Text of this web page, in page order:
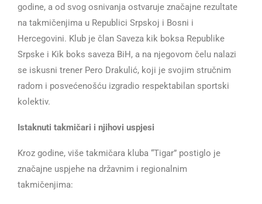
godine, a od svog osnivanja ostvaruje značajne rezultate
na takmičenjima u Republici Srpskoj i Bosni i
Hercegovini. Klub je član Saveza kik boksa Republike
Srpske i Kik boks saveza BiH, a na njegovom čelu nalazi
se iskusni trener Pero Drakulić, koji je svojim stručnim
radom i posvećenošću izgradio respektabilan sportski
kolektiv.
Istaknuti takmičari i njihovi uspjesi
Kroz godine, više takmičara kluba “Tigar” postiglo je
značajne uspjehe na državnim i regionalnim
takmičenjima: